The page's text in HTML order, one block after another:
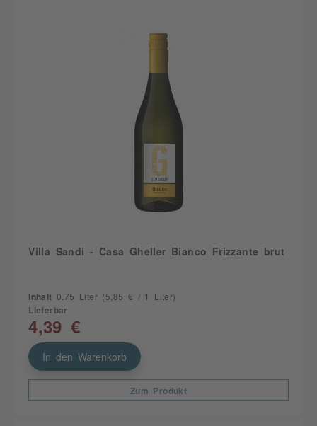
Villa Sandi - Casa Gheller Bianco Frizzante brut
Inhalt 0.75 Liter (5,85 € / 1 Liter)
Lieferbar
4,39 €
In den Warenkorb
Zum Produkt